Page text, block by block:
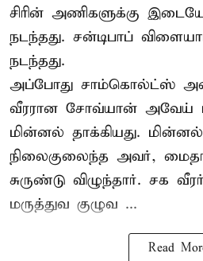
சிரின் அணிகளுக்கு
நடந்தது. சன்டிபாப்
நடந்தது.
அப்போது சாம்கொல்ட்ஸ்
வீரரான சோவ்யான் அவேய்
மின்னல் தாக்கியது. மின்னல்
நிலைகுலைந்த அவர்,
சுருண்டு விழுந்தார். சக
மருத்துவ குழுவ ...
Read